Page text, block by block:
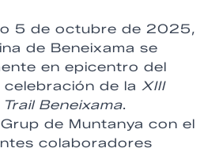
5 de octubre de 2025,
de Beneixama se
en epicentro del
de la XIII
Beneixama.
de Muntanya con el
colaboradores